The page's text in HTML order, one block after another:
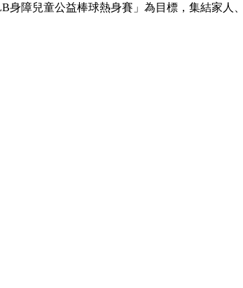
身障兒童公益棒球熱身賽」為目標，集結家